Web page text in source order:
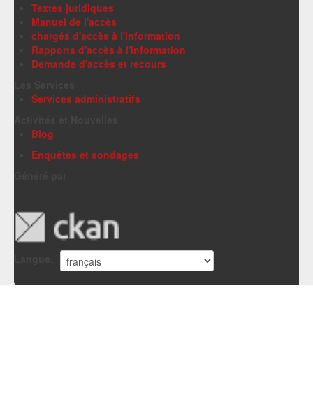
Textes juridiques
Manuel de l'accès
chargés d'accès à l'information
Rapports d'accès à l'information
Demande d'accès et recours
Services administratifs
Blog
Enquêtes et sondages